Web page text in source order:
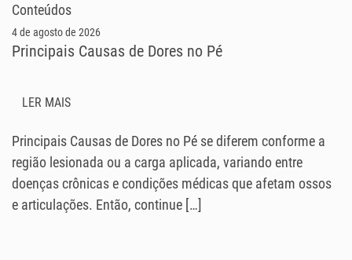
Conteúdos
4 de agosto de 2026
Principais Causas de Dores no Pé
LER MAIS
Principais Causas de Dores no Pé se diferem conforme a
região lesionada ou a carga aplicada, variando entre
doenças crônicas e condições médicas que afetam ossos
e articulações. Então, continue […]